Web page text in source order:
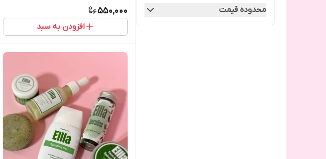
محدوده قیمت 550,000
افزودن به سبد